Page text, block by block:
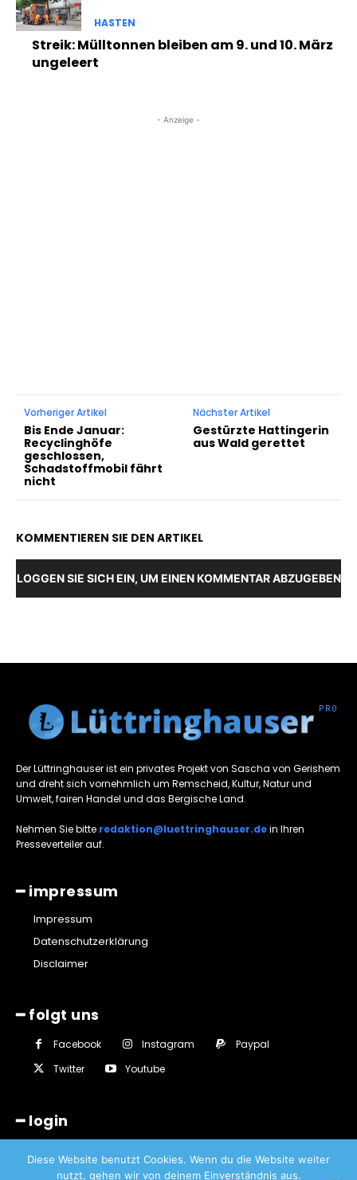
HASTEN
Streik: Mülltonnen bleiben am 9. und 10. März
ungeleert
- Anzeige -
Vorheriger Artikel
Bis Ende Januar:
Recyclinghöfe
geschlossen,
Schadstoffmobil fährt
nicht
Nächster Artikel
Gestürzte Hattingerin
aus Wald gerettet
KOMMENTIEREN SIE DEN ARTIKEL
LOGGEN SIE SICH EIN, UM EINEN KOMMENTAR ABZUGEBEN
Der Lüttringhauser ist ein privates Projekt von Sascha von Gerishem
und dreht sich vornehmlich um Remscheid, Kultur, Natur und
Umwelt, fairen Handel und das Bergische Land.
Nehmen Sie bitte redaktion@luettringhauser.dein Ihren
Presseverteiler auf.
━ impressum
Impressum
Datenschutzerklärung
Disclaimer
━ folgt uns
Facebook Instagram
Paypal
Twitter
Youtube
━ login
Diese Website benutzt Cookies. Wenn du die Website weiter
nutzt, gehen wir von deinem Einverständnis aus.